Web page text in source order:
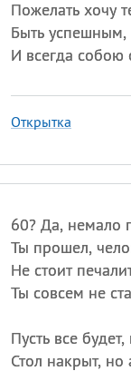
Пожелать хочу
Быть успешным,
И всегда собою
Открытка
60? Да, немало
Ты прошел,
Не стоит
Ты совсем не
Пусть все
Стол накрыт, но